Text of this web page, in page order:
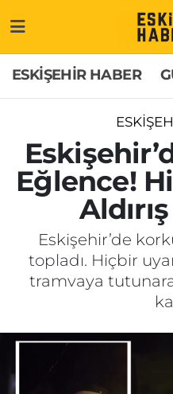
ESKİŞEHİR HABER
Eğlence!
Eskişehir’de
topladı. Hiçbir
tramvaya
GÜNDEM
ASAYİŞ
SİYASET
EKONOMİ
SAĞLIK
SPOR
Hakkımızda
İletişim
Künye
Odunpazarı
Süper Lig Puan
Tüm Manşetler
Son Dakika
Haber Arşivi